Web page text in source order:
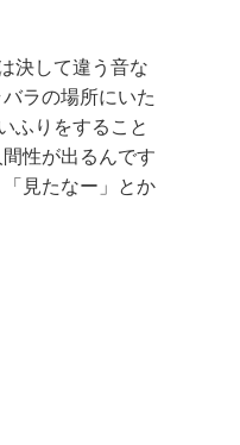
決して違う音な
ラの場所にいた
ふりをすること
性が出るんです
見たなー」とか